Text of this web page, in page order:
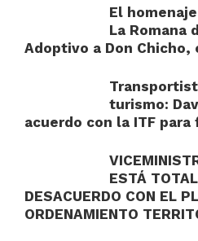
El
La Romana
Adoptivo a Don Chicho,
turismo:
acuerdo con la ITF
ESTÁ
DESACUERDO CON EL
ORDENAMIENTO